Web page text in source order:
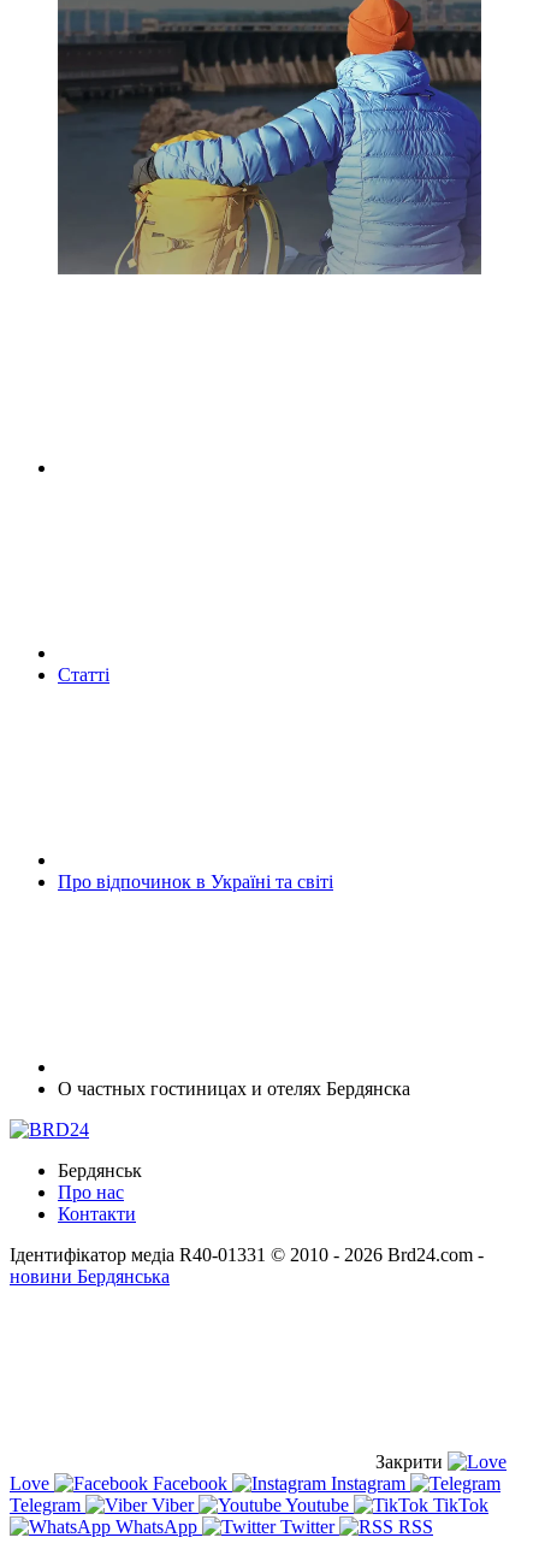
Статті
Про відпочинок в Україні та світі
О частных гостиницах и отелях Бердянска
Бердянськ
Про нас
Контакти
Ідентифікатор медіа R40-01331 © 2010 - 2026 Brd24.com -
новини Бердянська
Закрити
Love
Facebook
Instagram
Telegram
Viber Youtube
TikTok
WhatsApp
Twitter RSS